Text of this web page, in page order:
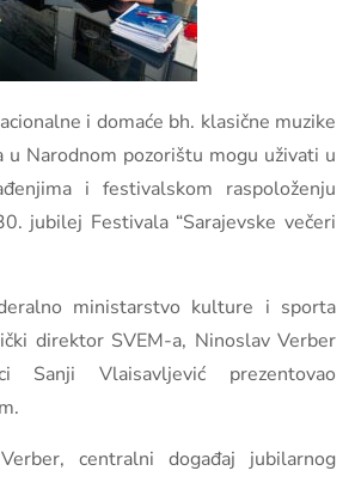
i domaće bh. klasične muzike
Narodnom pozorištu mogu uživati u
i festivalskom raspoloženju
jubilej Festivala “Sarajevske večeri
ministarstvo kulture i sporta
direktor SVEM-a, Ninoslav Verber
Vlaisavljević prezentovao
centralni događaj jubilarnog